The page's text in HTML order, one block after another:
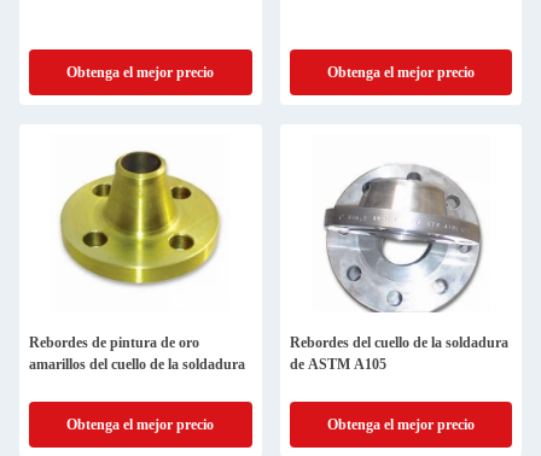
Obtenga el mejor precio Obtenga el mejor precio
Rebordes de pintura de oro
amarillos del cuello de la soldadura
Obtenga el mejor precio
Rebordes del cuello de la soldadura
de ASTM A105
Obtenga el mejor precio